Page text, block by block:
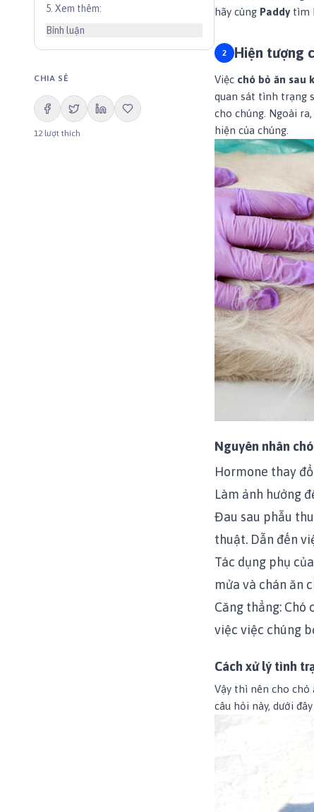
5 Xem thêm:
Bình luận
CHIA SẺ
12 lượt thích
hãy cùng Paddy tìm
Hiện tượng
Việc chó bỏ ăn sau
quan sát tình trạng
cho chúng. Ngoài
hiện của chúng.
Nguyên nhân
Hormone thay
Làm ảnh hưởng
Đau sau phẫu
thuật. Dẫn đến
Tác dụng phụ
mửa và chán ăn
Căng thẳng:
việc việc chúng
Cách xử lý tình
Vậy thì nên cho chó
câu hỏi này, dưới